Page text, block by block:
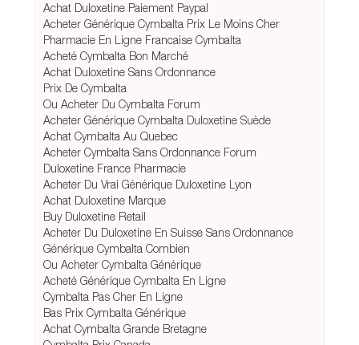
Achat Duloxetine Paiement Paypal
Acheter Générique Cymbalta Prix Le Moins Cher
Pharmacie En Ligne Francaise Cymbalta
Acheté Cymbalta Bon Marché
Achat Duloxetine Sans Ordonnance
Prix De Cymbalta
Ou Acheter Du Cymbalta Forum
Acheter Générique Cymbalta Duloxetine Suède
Achat Cymbalta Au Quebec
Acheter Cymbalta Sans Ordonnance Forum
Duloxetine France Pharmacie
Acheter Du Vrai Générique Duloxetine Lyon
Achat Duloxetine Marque
Buy Duloxetine Retail
Acheter Du Duloxetine En Suisse Sans Ordonnance
Générique Cymbalta Combien
Ou Acheter Cymbalta Générique
Acheté Générique Cymbalta En Ligne
Cymbalta Pas Cher En Ligne
Bas Prix Cymbalta Générique
Achat Cymbalta Grande Bretagne